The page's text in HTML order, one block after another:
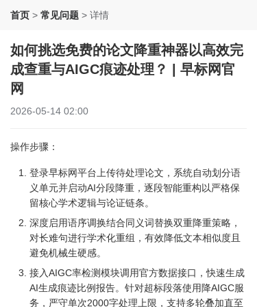
首页 > 常见问题 > 详情
如何挑选免费的论文降重神器以高效完
成查重与AIGC痕迹处理？ | 早标网官
网
2026-05-14 02:00
操作步骤：
登录早标网平台上传待处理论文，系统自动划分语
义单元并启动AI分段降重，逐段智能重构以严格保
留核心学术逻辑与论证链条。
深度启用语序调换结合同义词替换双重降重策略，
对长难句进行学术化重组，有效降低文本相似度且
避免机械生硬感。
接入AIGC率检测模块调用官方数据接口，快速生成
AI生成痕迹比例报告。针对超标段落使用降AIGC服
务，严守单次2000字处理上限，支持多轮叠加直至